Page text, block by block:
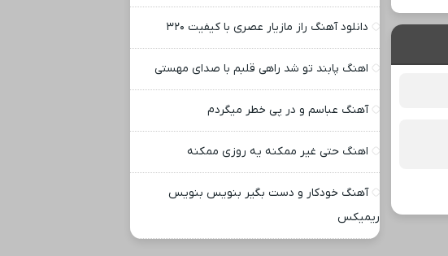
دانلود آهنگ راز مازیار عصری با کیفیت ۳۲۰
اهنگ پابند تو شد راهی قلبم با صدای مهستی
آهنگ عباسم و در پی خطر میگردم
اهنگ حتی غیر ممکنه یه روزی ممکنه
آهنگ خودکار و دست بگیر بنویس بنویس
ریمیکس